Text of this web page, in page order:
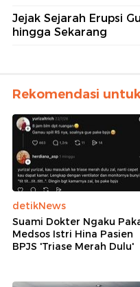
Jejak Sejarah Erupsi
hingga Sekarang
Rekomendasi
detikNews
Suami Dokter Ngaku
Medsos Istri Hina Pasien
BPJS 'Triase Merah Dulu'